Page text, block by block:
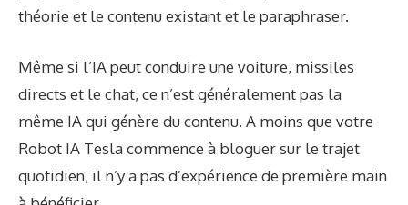
théorie et le contenu existant et le paraphraser.
Même si l’IA peutconduire une voiture, missiles
directs et le chat, ce n’est généralement pas la
même IA qui génère du contenu. A moins que votre
Robot IA Teslacommence à bloguer sur le trajet
quotidien, il n’y a pas d’expérience de première main